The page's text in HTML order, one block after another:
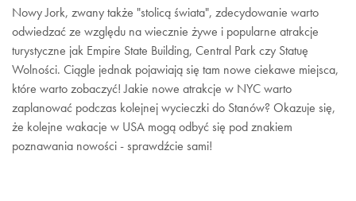
Nowy Jork, zwany także "stolicą świata", zdecydowanie warto
odwiedzać ze względu na wiecznie żywe i popularne atrakcje
turystyczne jak Empire State Building, Central Park czy Statuę
Wolności. Ciągle jednak pojawiają się tam nowe ciekawe miejsca,
które warto zobaczyć! Jakie nowe atrakcje w NYC warto
zaplanować podczas kolejnej wycieczki do Stanów? Okazuje się,
że kolejne wakacje w USA mogą odbyć się pod znakiem
poznawania nowości - sprawdźcie sami!